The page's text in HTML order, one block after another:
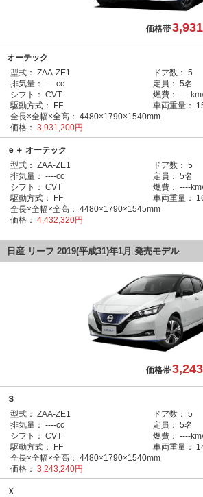
価格帯
オーテック
型式： ZAA-ZE1 ドア数： 5
排気量： ----cc 定員： 5名
シフト： CVT 燃費： ----
駆動方式：
FF 車両重量：
全長×全幅×全高： 4480×1790×1540mm
価格： 3,931,200円
ｅ＋ オーテック
型式： ZAA-ZE1 ドア数： 5
排気量： ----cc 定員： 5名
シフト： CVT 燃費： ----
駆動方式：
FF 車両重量：
全長×全幅×全高： 4480×1790×1545mm
価格： 4,432,320円
日産 リーフ 2019(平成31)年1月 発売モデル
価格帯
Ｓ
型式： ZAA-ZE1 ドア数： 5
排気量： ----cc 定員： 5名
シフト： CVT 燃費： ----
駆動方式：
FF 車両重量：
全長×全幅×全高： 4480×1790×1540mm
価格： 3,243,240円
Ｘ